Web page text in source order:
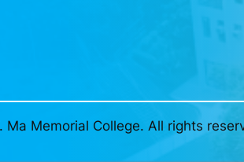
Ma Memorial College. All rights